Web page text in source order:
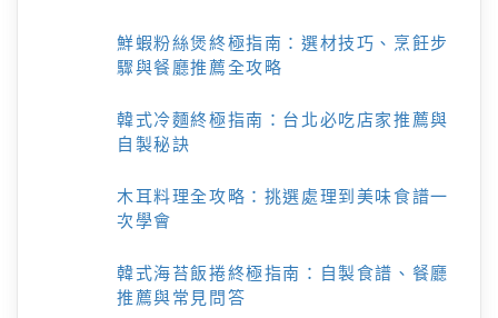
鮮蝦粉絲煲終極指南：選材技巧、烹飪步
驟與餐廳推薦全攻略
韓式冷麵終極指南：台北必吃店家推薦與
自製秘訣
木耳料理全攻略：挑選處理到美味食譜一
次學會
韓式海苔飯捲終極指南：自製食譜、餐廳
推薦與常見問答